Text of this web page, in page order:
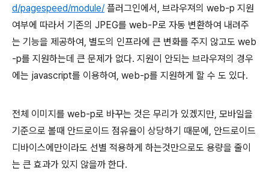
d/pagespeed/module/ 플러그인에서, 브라우져의 web-p 지원
여부에 따라서 기존의 JPEG를 web-P로 자동 변환하여 내려주
는 기능을 제공하여, 별도의 인프라에 큰 변화를 주지 않고도 web
-p를 지원하는데 큰 문제가 없다. 지원이 안되는 브라우져의 경우
에는 javascript를 이용하여, web-p를 지원하게 할 수 도 있다.
전체 이미지를 web-p로 바꾸는 것은 무리가 있겠지만, 모바일을
기준으로 볼때 안드로이드 점유율이 상당하기 때문에, 안드로이드
디바이스에만이라도 선별 적용하게 하는것만으로도 용량을 줄이
는 큰 효과가 있지 않을까 한다.